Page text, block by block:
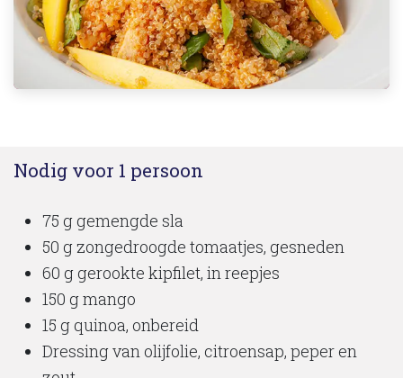
Nodig voor 1 persoon
75 g gemengde sla
50 g zongedroogde tomaatjes, gesneden
60 g gerookte kipfilet, in reepjes
150 g mango
15 g quinoa, onbereid
Dressing van olijfolie, citroensap, peper en